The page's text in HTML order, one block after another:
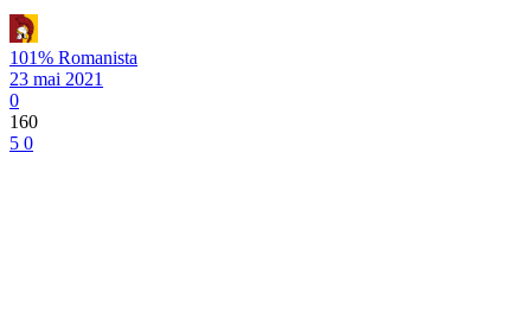
101% Romanista
23 mai 2021
0
160
5 0